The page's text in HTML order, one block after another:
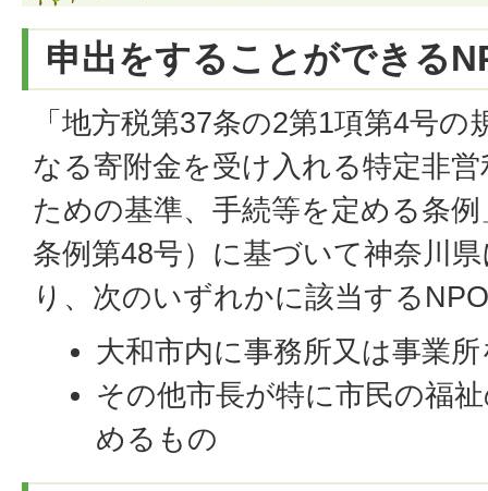
申出をすることができる
「地方税第37条の2第1項第4号
なる寄附金を受け入れる特定非
ための基準、手続等を定める条
条例第48号）に基づいて神奈川
り、次のいずれかに該当する
大和市内に事務所又は事業
その他市長が特に市民の福
めるもの